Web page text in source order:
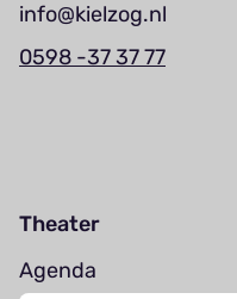
info@kielzog.nl
0598 -37 37 77
Theater
Agenda